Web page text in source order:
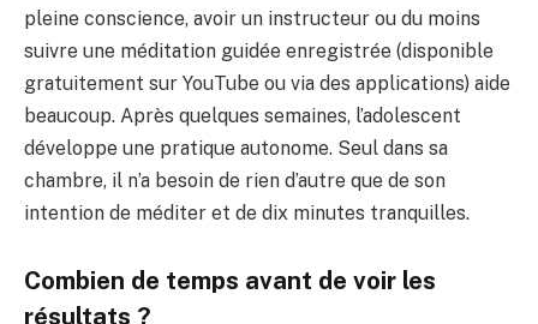
pleine conscience, avoir un instructeur ou du moins
suivre une méditation guidée enregistrée (disponible
gratuitement sur YouTube ou via des applications) aide
beaucoup. Après quelques semaines, l’adolescent
développe une pratique autonome. Seul dans sa
chambre, il n’a besoin de rien d’autre que de son
intention de méditer et de dix minutes tranquilles.
Combien de temps avant de voir les
résultats ?